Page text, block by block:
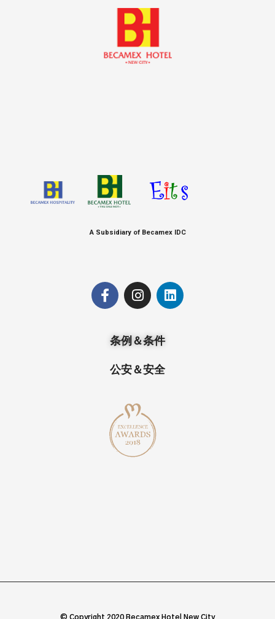
A Subsidiary of Becamex IDC
条例＆条件
公安＆安全
© Copyright 2020 Becamex Hotel New City